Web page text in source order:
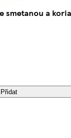
smetanou a
Přidat